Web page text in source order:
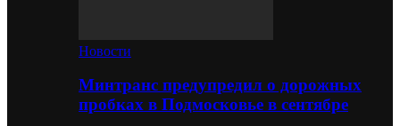
Новости
Минтранс предупредил о дорожных
пробках в Подмосковье в сентябре